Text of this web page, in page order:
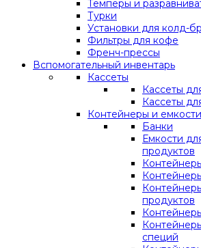
Темперы и
Турки
Установки для колд-
Фильтры для кофе
Френч-прессы
Вспомогательный инвентарь
Кассеты
Кассеты
Кассеты
Контейнеры и
Банки
Емкости
продуктов
продуктов
специй